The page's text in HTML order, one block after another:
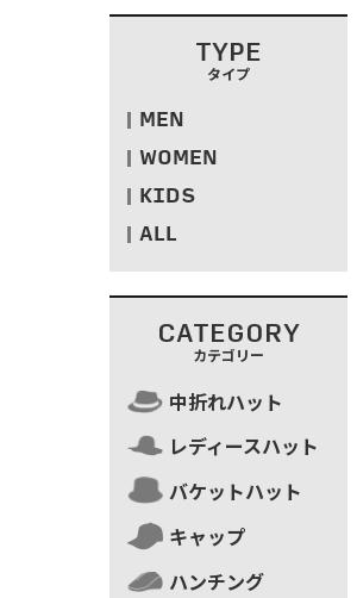
TYPE
タイプ
MEN
WOMEN
KIDS
ALL
CATEGORY
カテゴリー
中折れハット
レディースハット
バケットハット
キャップ
ハンチング